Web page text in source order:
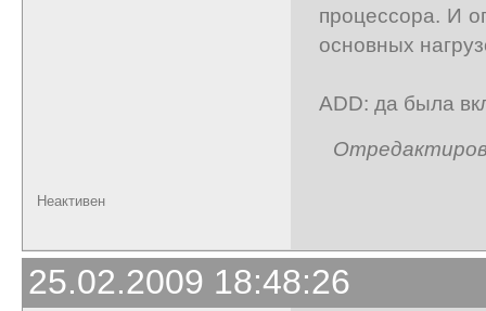
процессора. И
основных
ADD: да была
Неактивен
25.02.2009 18:48:26